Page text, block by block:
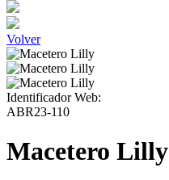
Volver
Identificador Web:
ABR23-110
Macetero Lilly